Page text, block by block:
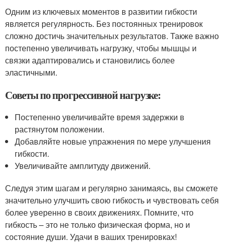
Одним из ключевых моментов в развитии гибкости
является регулярность. Без постоянных тренировок
сложно достичь значительных результатов. Также важно
постепенно увеличивать нагрузку, чтобы мышцы и
связки адаптировались и становились более
эластичными.
Советы по прогрессивной нагрузке:
Постепенно увеличивайте время задержки в
растянутом положении.
Добавляйте новые упражнения по мере улучшения
гибкости.
Увеличивайте амплитуду движений.
Следуя этим шагам и регулярно занимаясь, вы сможете
значительно улучшить свою гибкость и чувствовать себя
более уверенно в своих движениях. Помните, что
гибкость – это не только физическая форма, но и
состояние души. Удачи в ваших тренировках!